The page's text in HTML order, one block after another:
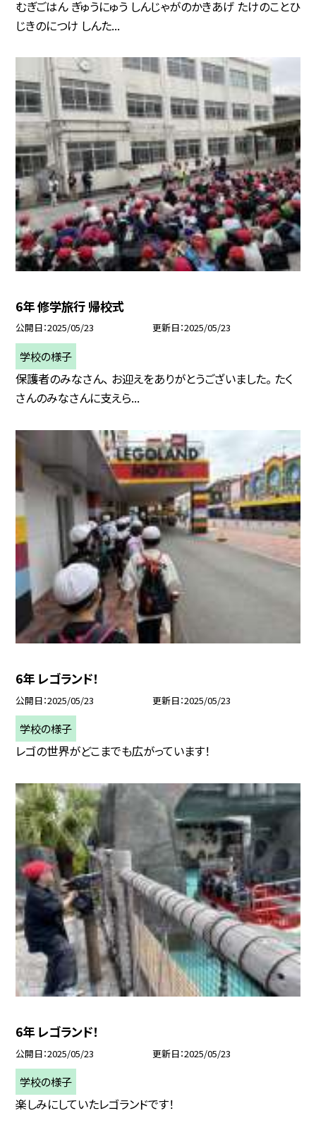
むぎごはん ぎゅうにゅう しんじゃがのかきあげ たけのことひ
じきのにつけ しんた...
6年 修学旅行 帰校式
公開日 2025/05/23 更新日 2025/05/23
学校の様子
保護者のみなさん、 お迎えをありがとうございました。 たく
さんのみなさんに支えら...
6年 レゴランド！
公開日 2025/05/23 更新日 2025/05/23
学校の様子
レゴの世界がどこまでも広がっています！
6年 レゴランド！
公開日 2025/05/23 更新日 2025/05/23
学校の様子
楽しみにしていたレゴランドです！